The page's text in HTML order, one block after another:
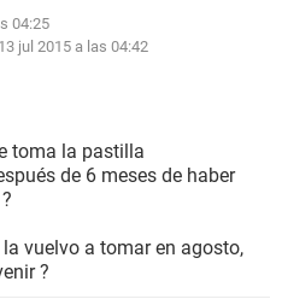
04:25
13 jul 2015 a las 04:42
toma la pastilla
de 6 meses de haber
vuelvo a tomar en agosto,
?